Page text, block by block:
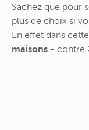
Sachez que pour
plus de choix si
En effet dans
maisons - contre